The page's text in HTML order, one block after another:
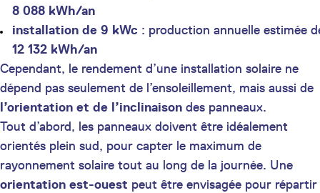
8 088 kWh/an
installation de 9 kWc : production annuelle estimée
12 132 kWh/an
Cependant, le rendement d’une installation solaire ne
dépend pas seulement de l’ensoleillement, mais aussi de
l’orientation et de l’inclinaison des panneaux.
Tout d’abord, les panneaux doivent être idéalement
orientés plein sud, pour capter le maximum de
rayonnement solaire tout au long de la journée. Une
orientation est-ouest peut être envisagée pour répartir